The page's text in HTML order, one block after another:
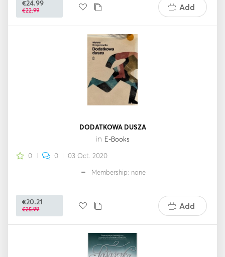
€24.99
€22.99 Add
DODATKOWA DUSZA
in E-Books
0 0 03 Oct. 2020
Membership: none
€20.21
€25.99 Add